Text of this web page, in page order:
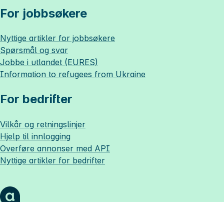
For jobbsøkere
Nyttige artikler for jobbsøkere
Spørsmål og svar
Jobbe i utlandet (EURES)
Information to refugees from Ukraine
For bedrifter
Vilkår og retningslinjer
Hjelp til innlogging
Overføre annonser med API
Nyttige artikler for bedrifter